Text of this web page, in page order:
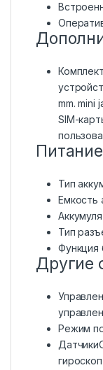
mm. mini
SIM-
Питание
Тип
Емкость
Тип
Функция
Другие
Режим